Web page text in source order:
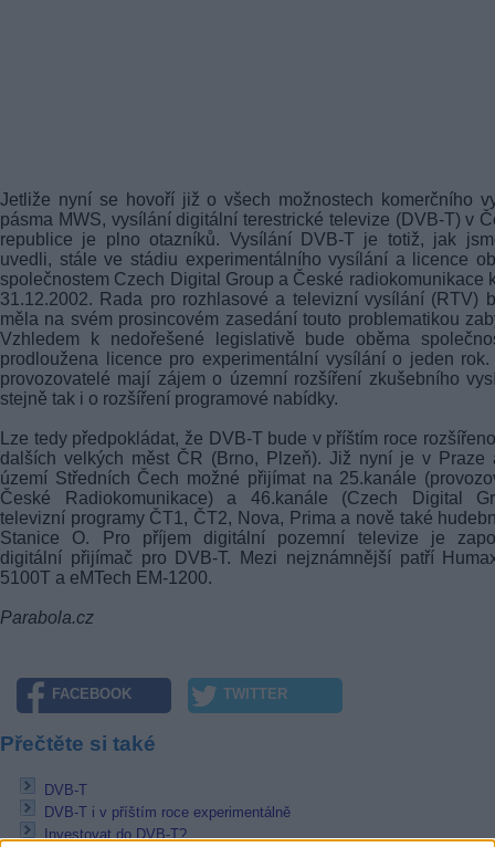
Jetliže nyní se hovoří již o všech možnostech komerčního
pásma MWS, vysílání digitální terestrické televize (DVB-T) v
republice je plno otazníků. Vysílání
DVB-T je totiž, jak
uvedli, stále ve stádiu experimentálního vysílání a licence
společnostem Czech Digital Group a České radiokomunikace
31.12.2002. Rada pro rozhlasové a televizní vysílání (RTV)
měla na svém prosincovém zasedání touto problematikou
Vzhledem k nedořešené legislativě bude oběma
prodloužena licence pro experimentální vysílání o jeden rok.
provozovatelé mají zájem o územní rozšíření zkušebního
stejně tak i o rozšíření programové nabídky.
Lze tedy předpokládat, že DVB-Tbude v příštím roce
dalších velkých měst ČR (Brno, Plzeň). Již nyní je v Praze
území Středních Čech možné přijímat na 25.kanále
České Radiokomunikace) a 46.kanále (Czech Digital
televizní programy ČT1, ČT2, Nova, Prima a nově také
Stanice O. Pro příjem digitální pozemní televize je
digitální přijímač pro DVB-T. Mezi nejznámnější patří
5100T a eMTech EM-1200.
Parabola.cz
FACEBOOK TWITTER
Přečtěte si také
DVB-T
DVB-T i v příštím roce experimentálně
Investovat do DVB-T?